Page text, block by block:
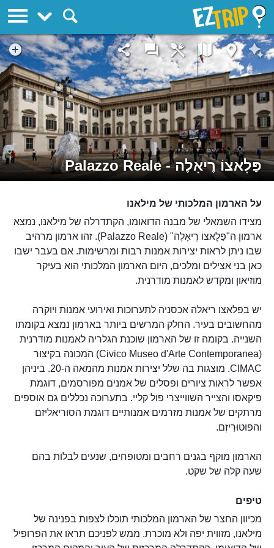
פַּלָאצוֹ רֶיאָלֶה - Palazzo Reale
על הארמון המלכותי של מילאנו
מצידו השמאלי של מבנה הדואומו, הקתדרלה של מילאנו, נמצא
ארמון ה"פַּלָאצוֹ רֶיאָלֶה" (Palazzo Reale). זהו ארמון מרהיב
שבו ניתן לראות יצירות אמנות רבות ומרשימות. אם בעבר ישבו
כאן בני אצילים ומלכים, היום הארמון המלכותי הוא בעיקר
מוזיאון ומקדש לאמנות מודרנית.
יש בפלאצו ריאלה אכסניה לתערוכות ואירועי אמנות ויוקרה
מהחשובים בעיר. החלק המרשים ביותר בארמון נמצא בקומתו
השנייה. בקומה זו של הארמון שוכנת הגלריה לאמנות מודרנית
(Civico Museo d'Arte Contemporanea) המכונה בקיצור
CIMAC. מוצגות בה שלל יצירות אמנות מהמאה ה-20. ביניהן
אפשר לראות ציורים ופסלים של אמנים מפורסמים, דוגמת
פיקאסו והצייר השווייצרי פול קליי. בתערוכה נכללים גם אוספים
מרתקים של אמנות מזרמים אמנותיים דוגמת הסוריאליזם
והפוּטוּרִיזְם.
הארמון מוקף בגנים רחבים ומטופחים, שנעים לבלות בהם
שעה קלה של שקט.
טיפים
מכיוון החצר של הארמון המלכותי תוכלו לצפות בפנינה של
מילאנו, מזווית יפה ולא מוכרת. ממש לפניכם תראו את הפרופיל
EZTrip